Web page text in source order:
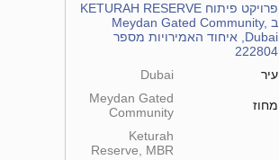
פרויקט פיתוח KETURAH RESERVE
ב Meydan Gated Community,
Dubai, איחוד האמירויות מספר
222804
עיר
Dubai
מחוז
Meydan Gated
Community
Keturah
Reserve, MBR